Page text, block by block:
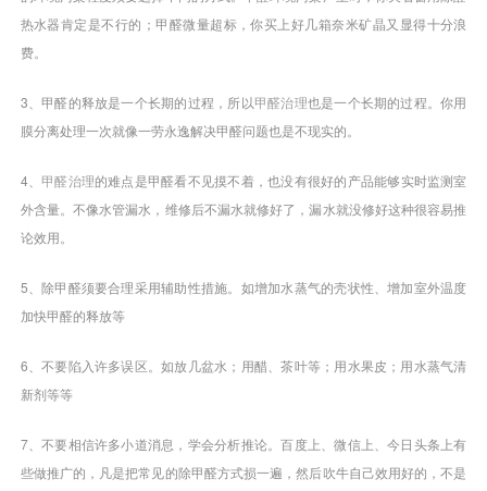
热水器肯定是不行的；甲醛微量超标，你买上好几箱奈米矿晶又显得十分浪
费。
3、甲醛的释放是一个长期的过程，所以甲醛治理也是一个长期的过程。你用
膜分离处理一次就像一劳永逸解决甲醛问题也是不现实的。
4、 甲醛治理的难点是甲醛看不见摸不着，也没有很好的产品能够实时监测室
外含量。不像水管漏水，维修后不漏水就修好了，漏水就没修好这种很容易推
论效用。
5、除甲醛须要合理采用辅助性措施。如增加水蒸气的壳状性、增加室外温度
加快甲醛的释放等
6、不要陷入许多误区。如放几盆水；用醋、茶叶等；用水果皮；用水蒸气清
新剂等等
7、不要相信许多小道消息，学会分析推论。百度上、微信上、今日头条上有
些做推广的，凡是把常见的除甲醛方式损一遍，然后吹牛自己效用好的，不是